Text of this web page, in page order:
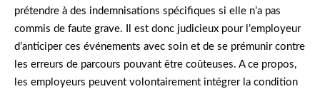
prétendre à des indemnisations spécifiques si elle n’a pas
commis de faute grave. Il est donc judicieux pour l’employeur
d’anticiper ces événements avec soin et de se prémunir contre
les erreurs de parcours pouvant être coûteuses. A ce propos,
les employeurs peuvent volontairement intégrer la condition